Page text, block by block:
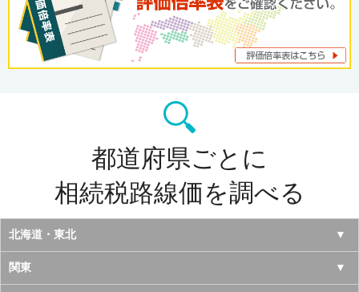
都道府県ごとに
相続税路線価を調べる
北海道・東北
北海道
関東